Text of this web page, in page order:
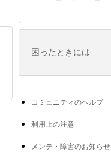
困ったときには
コミュニティのヘルプ
利用上の注意
メンテ・障害のお知らせ